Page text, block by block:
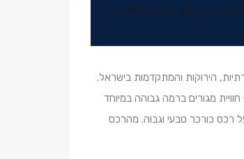
, טרנדים בשוק, כללי
יול 30,
הירוקות והמתקדמות בישראל.
מגורים ברמה גבוהה במיוחד
קיסריה, על רכס כורכר טבעי וגבוה. מהרכס